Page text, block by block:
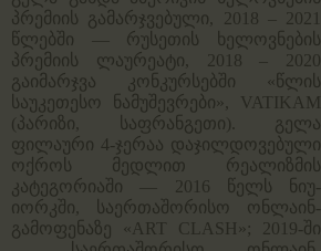
პრემიის გამარჯვებული, 2018 – 2021
წლებში — რუსეთის ხელოვნების
პრემიის ლაურეატი, 2018 – 2020
გაიმარჯვა კონკურსებში «წლის
საუკეთესო ნამუშევრები», VATIKAM
(პარიზი, საფრანგეთი). გელა
ფილაური 4-ჯერაა დაჯილდოვებული
ოქროს მედლით რეალიზმის
კატეგორიაში — 2016 წელს ნიუ-
იორკში, საერთაშორისო ონლაინ-
გამოფენაზე «ART CLASH»; 2019-ში